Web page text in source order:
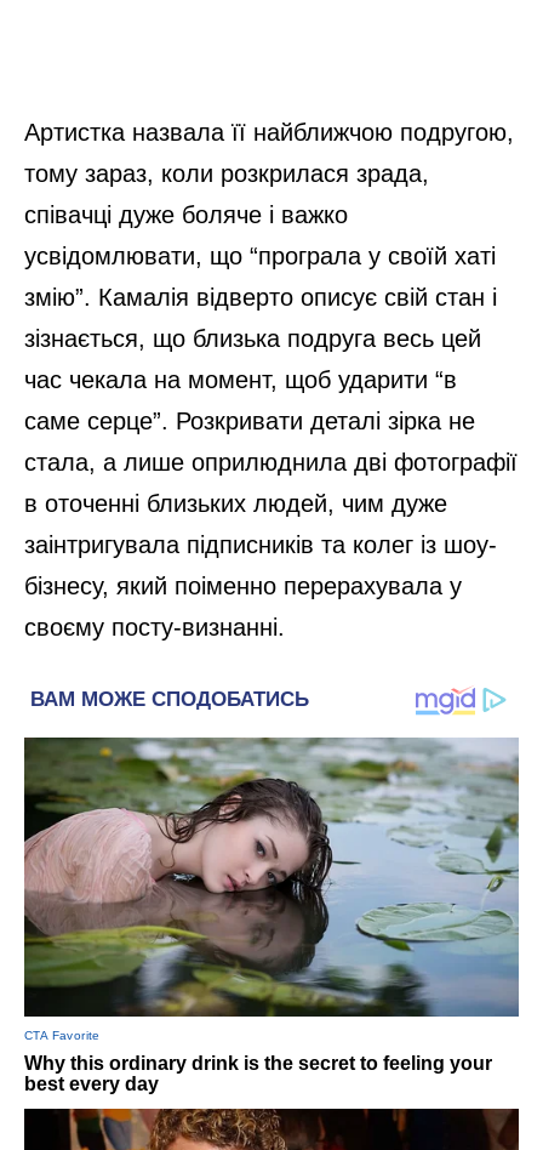
Артистка назвала її найближчою подругою,
тому зараз, коли розкрилася зрада,
співачці дуже боляче і важко
усвідомлювати, що “програла у своїй хаті
змію”. Камалія відверто описує свій стан і
зізнається, що близька подруга весь цей
час чекала на момент, щоб ударити “в
саме серце”. Розкривати деталі зірка не
стала, а лише оприлюднила дві фотографії
в оточенні близьких людей, чим дуже
заінтригувала підписників та колег із шоу-
бізнесу, який поіменно перерахувала у
своєму посту-визнанні.